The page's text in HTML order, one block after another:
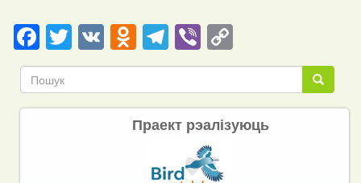
Facebook
Twitter
VKOdnoklassniki
Telegram
ViberCopy
Link Пошук
Пошук
Праект рэалізуюць